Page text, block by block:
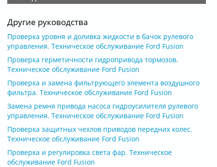
Другие руководства
Проверка уровня и доливка жидкости в бачок рулевого
управления. Техническое обслуживание Ford Fusion
Проверка герметичности гидропривода тормозов.
Техническое обслуживание Ford Fusion
Проверка и замена фильтрующего элемента воздушного
фильтра. Техническое обслуживание Ford Fusion
Замена ремня привода насоса гидроусилителя рулевого
управления. Техническое обслуживание Ford Fusion
Проверка защитных чехлов приводов передних колес.
Техническое обслуживание Ford Fusion
Проверка и регулировка света фар. Техническое
обслуживание Ford Fusion